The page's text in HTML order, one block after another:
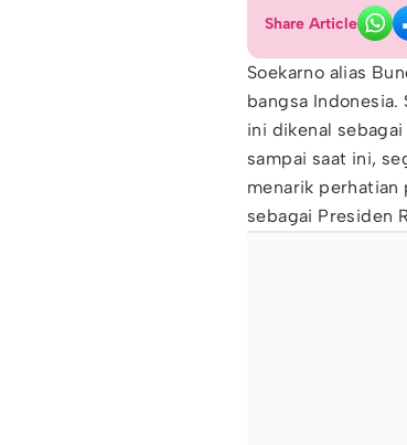
Share Article
Soekarno alias
bangsa
ini dikenal
sampai saat ini,
menarik perhatian
sebagai Presiden